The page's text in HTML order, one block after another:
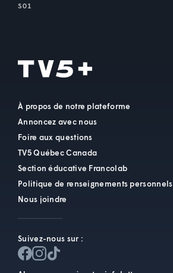
S01
À propos de notre plateforme
Annoncez avec nous
Foire aux questions
TV5 Québec Canada
Section éducative Francolab
Politique de renseignements personnels
Nous joindre
Suivez-nous sur :